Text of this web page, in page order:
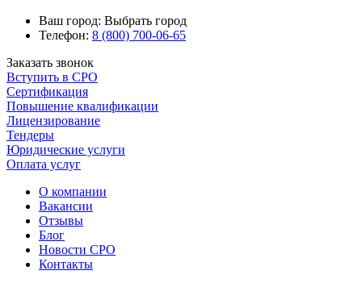
Ваш город: Выбрать город
Телефон: 8 (800) 700-06-65
Заказать звонок
Вступить в СРО
Сертификация
Повышение квалификации
Лицензирование
Тендеры
Юридические услуги
Оплата услуг
О компании
Вакансии
Отзывы
Блог
Новости СРО
Контакты